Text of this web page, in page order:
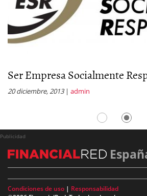
Ser Empresa Socialmente
20 diciembre, 2013| admin
Publicidad
Condiciones de uso | Responsabilidad